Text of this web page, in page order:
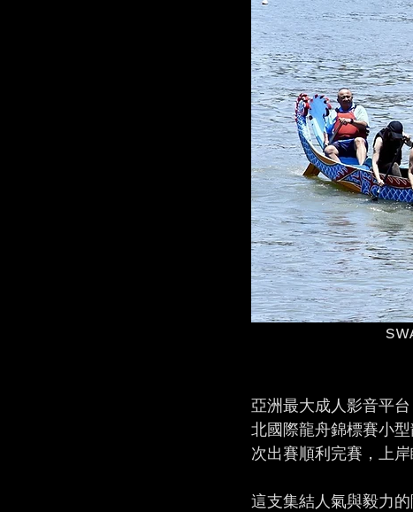
亞洲最大成人影音平
北國際龍舟錦標賽小
次出賽順利完賽，上
這支集結人氣與毅力